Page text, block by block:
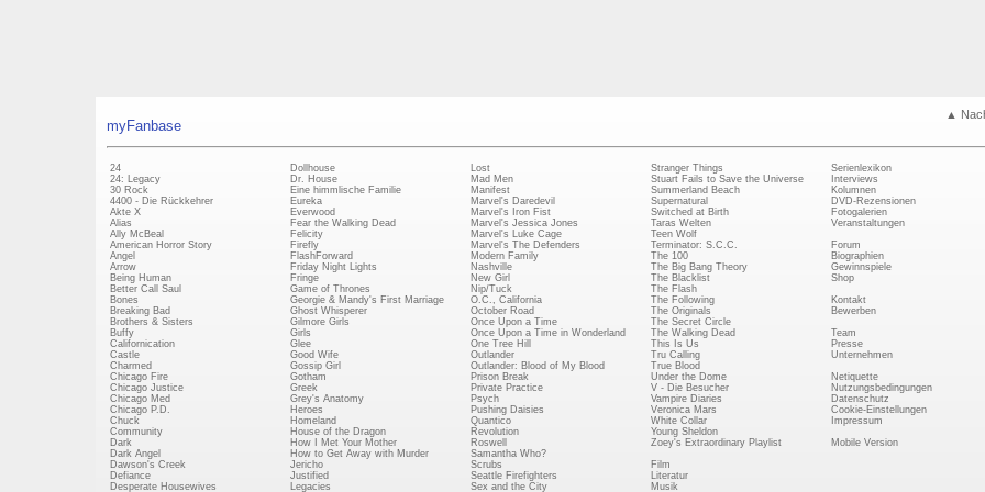
▲
myFanbase
24
24: Legacy
30 Rock
4400 - Die Rückkehrer
Akte X
Alias
Ally McBeal
American Horror Story
Angel
Arrow
Being Human
Better Call Saul
Bones
Breaking Bad
Brothers & Sisters
Buffy
Californication
Castle
Charmed
Chicago Fire
Chicago Justice
Chicago Med
Chicago P.D.
Chuck
Community
Dark
Dark Angel
Dawson's Creek
Defiance
Desperate Housewives
Dollhouse
Dr. House
Eine himmlische Familie
Eureka
Everwood
Fear the Walking Dead
Felicity
Firefly
FlashForward
Friday Night Lights
Fringe
Game of Thrones
Georgie & Mandy's First Marriage
Ghost Whisperer
Gilmore Girls
Girls
Glee
Good Wife
Gossip Girl
Gotham
Greek
Grey's Anatomy
Heroes
Homeland
House of the Dragon
How I Met Your Mother
How to Get Away with Murder
Jericho
Justified
Legacies
Lost
Mad Men
Manifest
Marvel's Daredevil
Marvel's Iron Fist
Marvel's Jessica Jones
Marvel's Luke Cage
Marvel's The Defenders
Modern Family
Nashville
New Girl
Nip/Tuck
O.C., California
October Road
Once Upon a Time
Once Upon a Time in Wonderland
One Tree Hill
Outlander
Outlander: Blood of My Blood
Prison Break
Private Practice
Psych
Pushing Daisies
Quantico
Revolution
Roswell
Samantha Who?
Scrubs
Seattle Firefighters
Sex and the City
Stranger Things
Stuart Fails to Save the Universe
Summerland Beach
Supernatural
Switched at Birth
Taras Welten
Teen Wolf
Terminator: S.C.C.
The 100
The Big Bang Theory
The Blacklist
The Flash
The Following
The Originals
The Secret Circle
The Walking Dead
This Is Us
Tru Calling
True Blood
Under the Dome
V - Die Besucher
Vampire Diaries
Veronica Mars
White Collar
Young Sheldon
Zoey's Extraordinary Playlist
Film
Literatur
Musik
Serienlexikon
Interviews
Kolumnen
DVD-Rezensionen
Fotogalerien
Veranstaltungen
Forum
Biographien
Gewinnspiele
Shop
Kontakt
Bewerben
Team
Presse
Unternehmen
Netiquette
Nutzungsbedingungen
Datenschutz
Cookie-Einstellungen
Impressum
Mobile Version